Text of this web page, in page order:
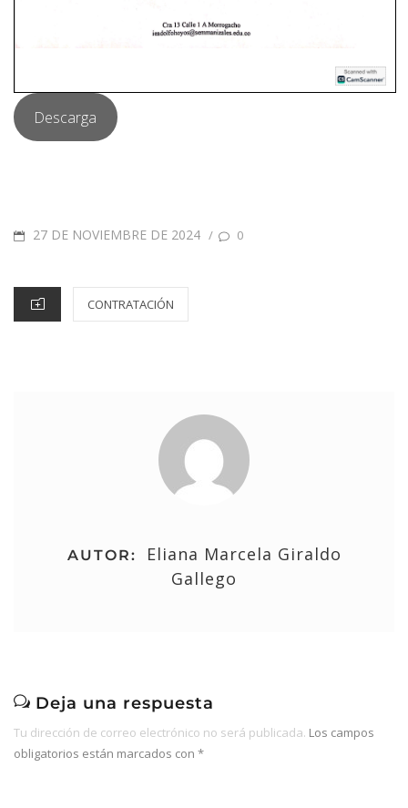
Descarga
27 DE NOVIEMBRE DE 2024 / 0
CONTRATACIÓN
AUTOR:
Eliana Marcela Giraldo
Gallego
Deja una respuesta
Tu dirección de correo electrónico no será publicada. Los campos
obligatorios están marcados con *